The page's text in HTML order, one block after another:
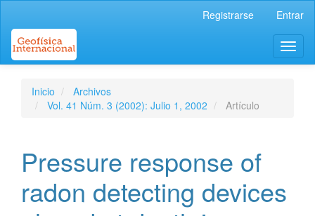
Contenido
principal
Barra
Registrarse Entrar
Inicio
Archivos
Vol. 41 Núm. 3 (2002): Julio 1, 2002
Artículo
Pressure response of
radon detecting devices